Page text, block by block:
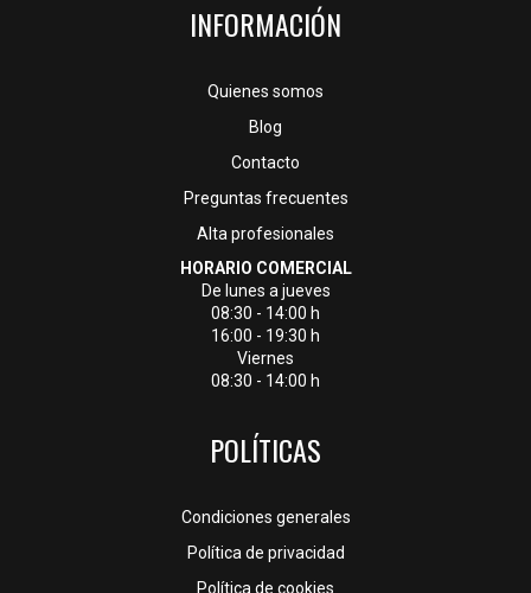
INFORMACIÓN
Quienes somos
Blog
Contacto
Preguntas frecuentes
Alta profesionales
HORARIO COMERCIAL
De lunes a jueves
08:30 - 14:00 h
16:00 - 19:30 h
Viernes
08:30 - 14:00 h
POLÍTICAS
Condiciones generales
Política de privacidad
Política de cookies